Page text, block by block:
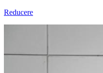
Reducere